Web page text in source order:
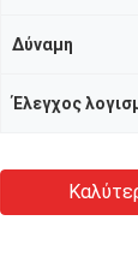
Δύναμη
Έλεγχος